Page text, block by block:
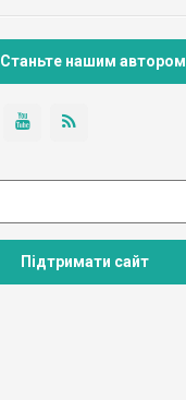
Станьте нашим автором
Підтримати сайт